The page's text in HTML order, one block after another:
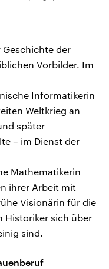
Geschichte der
Vorbilder. Im
Informatikerin
Weltkrieg an
später
– im Dienst der
Mathematikerin
ihrer Arbeit mit
Visionärin für die
Historiker sich über
sind.